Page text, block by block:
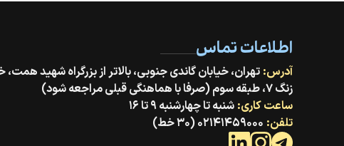
اطلاعات تماس
آدرس:
زنگ ۷، طبقه سوم (صرفا با هماهنگی قبلی مراجعه شود)
ساعت کاری: شنبه تا چهارشنبه ۹ تا ۱۶
تلفن: ۰۲۱۴۱۴۵۹۰۰۰ (۳۰ خط)